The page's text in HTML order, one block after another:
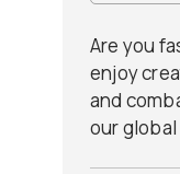
Are you
enjoy
and
our